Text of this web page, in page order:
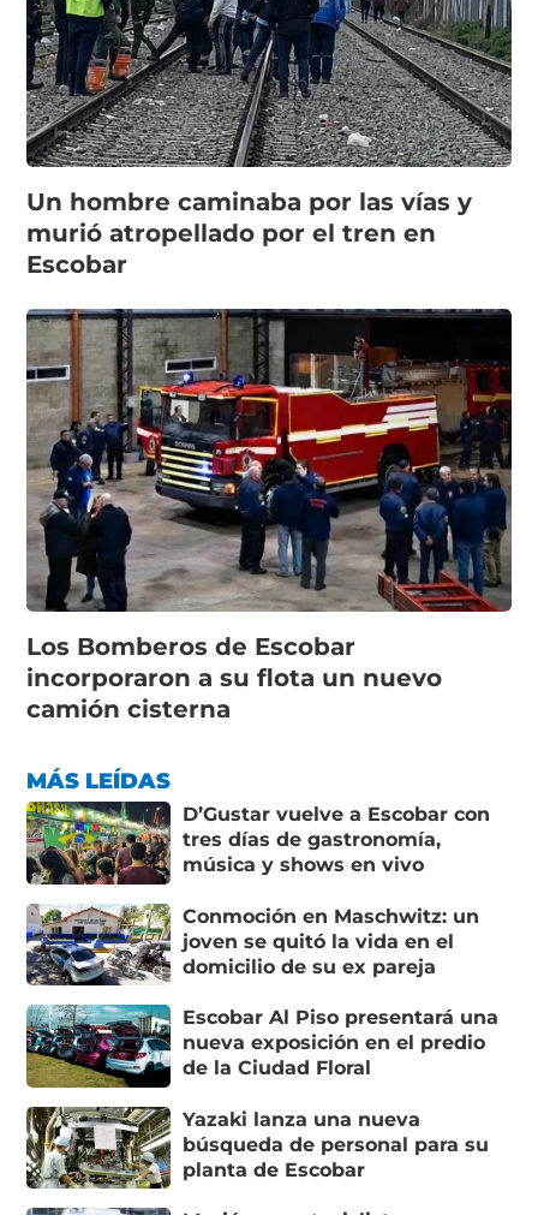
Un hombre caminaba por las vías y
murió atropellado por el tren en
Escobar
Los Bomberos de Escobar
incorporaron a su flota un nuevo
camión cisterna
MÁS LEÍDAS
D’Gustar vuelve a Escobar con
tres días de gastronomía,
música y shows en vivo
Conmoción en Maschwitz: un
joven se quitó la vida en el
domicilio de su ex pareja
Escobar Al Piso presentará una
nueva exposición en el predio
de la Ciudad Floral
Yazaki lanza una nueva
búsqueda de personal para su
planta de Escobar